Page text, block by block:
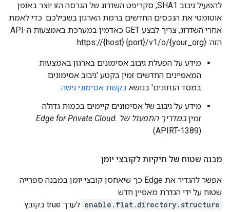
להפעיל גיבוב SHA1, סקריפט השדרוג של הגרסה הזו יוצר באופן
אוטומטי את הנכסים החדשים ברמת הארגון בשבילכם. כדי לאמת
אחרי השדרוג, צריך לבצע GET כאדמין במערכת באמצעות ה-API
הזה: https://{host}:{port}/v1/o/{your_org}
מידע על הפעלת גיבוב אסימונים בארגון באמצעות
המאפיינים החדשים זמין בקטע 'גיבוב אסימונים
במסד הנתונים' בנושא בקשת אסימוני גישה.
מידע על גיבוב של אסימונים קיימים בכמות גדולה
זמין במדריך התפעול של Edge for Private Cloud .
(APIRT-1389)
מבנה שטוח של תיקיות לקובצי יומן
אפשר להגדיר את Edge כך שיאחסן קובצי יומן במבנה ספרייה
שטוח על ידי הגדרת מאפיין חדש
enable.flat.directory.structure
לערך true בקובץ